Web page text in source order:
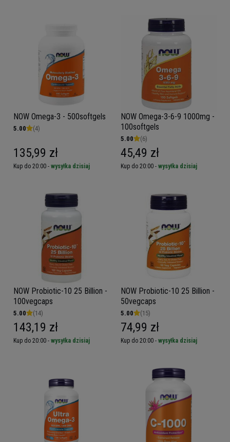
NOW Omega-3 - 500softgels
5.00 (4)
135,99 zł
Kup do 20:00 - wysyłka dzisiaj
NOW Omega-3-6-9 1000mg -
100softgels
5.00 (6)
45,49 zł
Kup do 20:00 - wysyłka dzisiaj
NOW Probiotic-10 25 Billion -
100vegcaps
5.00 (14)
143,19 zł
Kup do 20:00 - wysyłka dzisiaj
NOW Probiotic-10 25 Billion -
50vegcaps
5.00 (15)
74,99 zł
Kup do 20:00 - wysyłka dzisiaj